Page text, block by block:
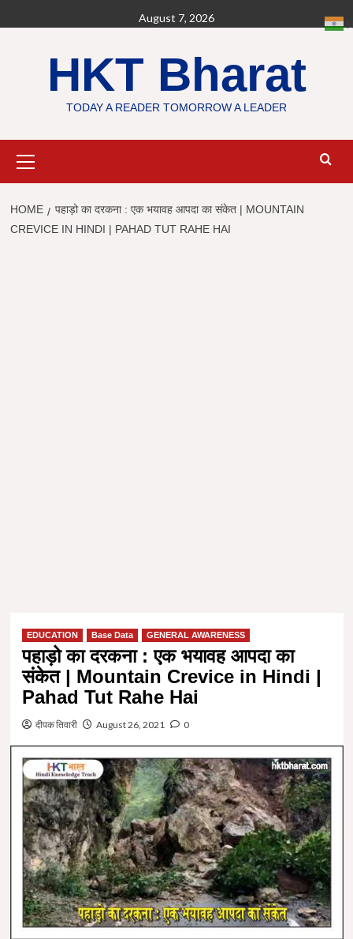
to
August 7, 2026
HKT Bharat
TODAY A READER TOMORROW A LEADER
Menu
HOME
पहाड़ो का दरकना : एक भयावह आपदा का संकेत | MOUNTAIN
CREVICE IN HINDI | PAHAD TUT RAHE HAI
EDUCATION Base Data GENERAL AWARENESS
पहाड़ो का दरकना : एक भयावह आपदा का
संकेत | Mountain Crevice in Hindi |
Pahad Tut Rahe Hai
दीपक तिवारी August 26, 2021 0